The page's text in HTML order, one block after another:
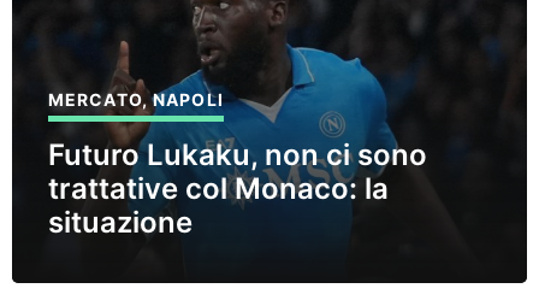
MERCATO,NAPOLI
Futuro Lukaku, non ci sono
trattative col Monaco: la
situazione